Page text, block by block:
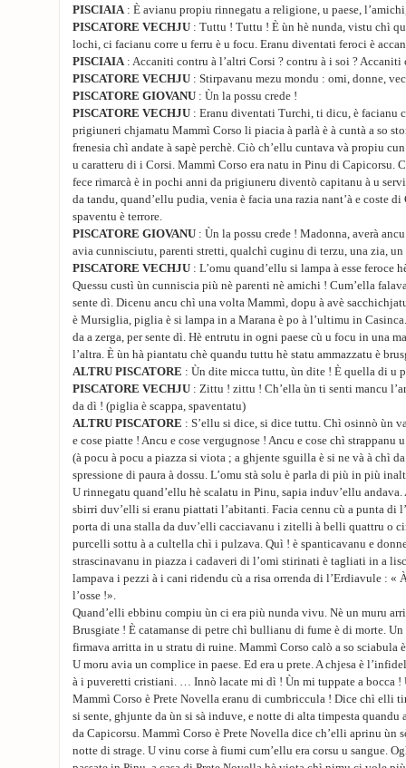
PISCIAIA : È avianu propiu rinnegatu a religione, u paese,
PISCATORE VECHJU : Tuttu ! Tuttu ! È ùn hè nunda, vistu chì
lochi, ci facianu corre u ferru è u focu. Eranu diventati feroci è
PISCIAIA : Accaniti contru à l’altri Corsi ? contru à i soi ? Accaniti
PISCATORE VECHJU : Stirpavanu mezu mondu : omi, donne,
PISCATORE GIOVANU : Ùn la possu crede !
PISCATORE VECHJU : Eranu diventati Turchi, ti dicu, è facianu
prigiuneri chjamatu Mammì Corso li piacia à parlà è à cuntà a so
frenesia chì andate à sapè perchè. Ciò ch’ellu cuntava và propiu
u caratteru di i Corsi. Mammì Corso era natu in Pinu di Capicorsu.
fece rimarcà è in pochi anni da prigiuneru diventò capitanu à u
da tandu, quand’ellu pudia, venia è facia una razia nant’à e coste
spaventu è terrore.
PISCATORE GIOVANU : Ùn la possu crede ! Madonna, averà
avia cunnisciutu, parenti stretti, qualchì cuginu di terzu, una zia,
PISCATORE VECHJU : L’omu quand’ellu si lampa à esse feroce
Quessu custì ùn cunniscia più nè parenti nè amichi ! Cum’ella
sente dì. Dicenu ancu chì una volta Mammì, dopu à avè
è Mursiglia, piglia è si lampa in a Marana è po à l’ultimu in
da a zerga, per sente dì. Hè entrutu in ogni paese cù u focu in una
l’altra. È ùn hà piantatu chè quandu tuttu hè statu ammazzatu è
ALTRU PISCATORE : Ùn dite micca tuttu, ùn dite ! È quella di u
PISCATORE VECHJU : Zittu ! zittu ! Ch’ella ùn ti senti mancu
da dì ! (piglia è scappa, spaventatu)
ALTRU PISCATORE : S’ellu si dice, si dice tuttu. Chì osinnò ùn
e cose piatte ! Ancu e cose vergugnose ! Ancu e cose chì strappanu
(à pocu à pocu a piazza si viota ; a ghjente sguilla è si ne và à chì
spressione di paura à dossu. L’omu stà solu è parla di più in più
U rinnegatu quand’ellu hè scalatu in Pinu, sapia induv’ellu
sbirri duv’elli si eranu piattati l’abitanti. Facia cennu cù a punta di
porta di una stalla da duv’elli cacciavanu i zitelli à belli quattru o
purcelli sottu à a cultella chì i pulzava. Quì ! è spanticavanu e
strascinavanu in piazza i cadaveri di l’omi stirinati è tagliati in a
lampava i pezzi à i cani ridendu cù a risa orrenda di l’Erdiavule : «
l’osse !».
Quand’elli ebbinu compiu ùn ci era più nunda vivu. Nè un muru
Brusgiate ! È catamanse di petre chì bullianu di fume è di morte. Un
firmava arritta in u stratu di ruine. Mammì Corso calò a so sciabula
U moru avia un complice in paese. Ed era u prete. A chjesa è
à i puveretti cristiani. … Innò lacate mi dì ! Ùn mi tuppate a bocca !
Mammì Corso è Prete Novella eranu di cumbriccula ! Dice chì elli
si sente, ghjunte da ùn si sà induve, e notte di alta timpesta quandu
da Capicorsu. Mammì Corso è Prete Novella dice ch’elli aprinu ùn
notte di strage. U vinu corse à fiumi cum’ellu era corsu u sangue.